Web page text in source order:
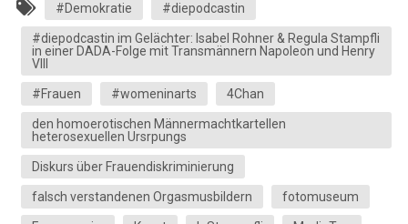
#Demokratie #diepodcastin
#diepodcastin im Gelächter: Isabel Rohner & Regula Stampfli
in einer DADA-Folge mit Transmännern Napoleon und Henry
VIII
#Frauen #womeninarts 4Chan
den homoerotischen Männermachtkartellen
heterosexuellen Ursrpungs
Diskurs über Frauendiskriminierung
falsch verstandenen Orgasmusbildern fotomuseum